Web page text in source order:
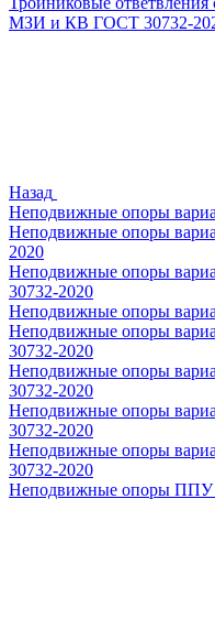
МЗИ и КВ ГОСТ 30732-
Назад
Неподвижные опоры
Неподвижные опоры
2020
Неподвижные опоры
30732-2020
Неподвижные опоры
Неподвижные опоры
30732-2020
Неподвижные опоры
30732-2020
Неподвижные опоры
30732-2020
Неподвижные опоры
30732-2020
Неподвижные опоры ППУ